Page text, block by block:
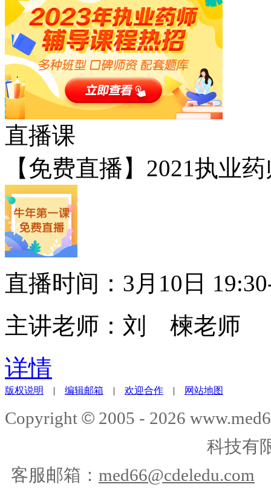
直播课
【免费直播】2021执业
直播时间：3月10日
主讲老师：刘 楝老师
详情
版权说明 编辑邮箱 欢迎合作 网站地图
Copyright © 2005 - 2026
科技有
客服邮箱： med66@cdeledu.com